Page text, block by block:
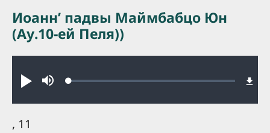
Play MuteLoaded:
Иоаннʼ падвы Маймбабцо Юн
(Ау.10-ей Пеля))
, 11